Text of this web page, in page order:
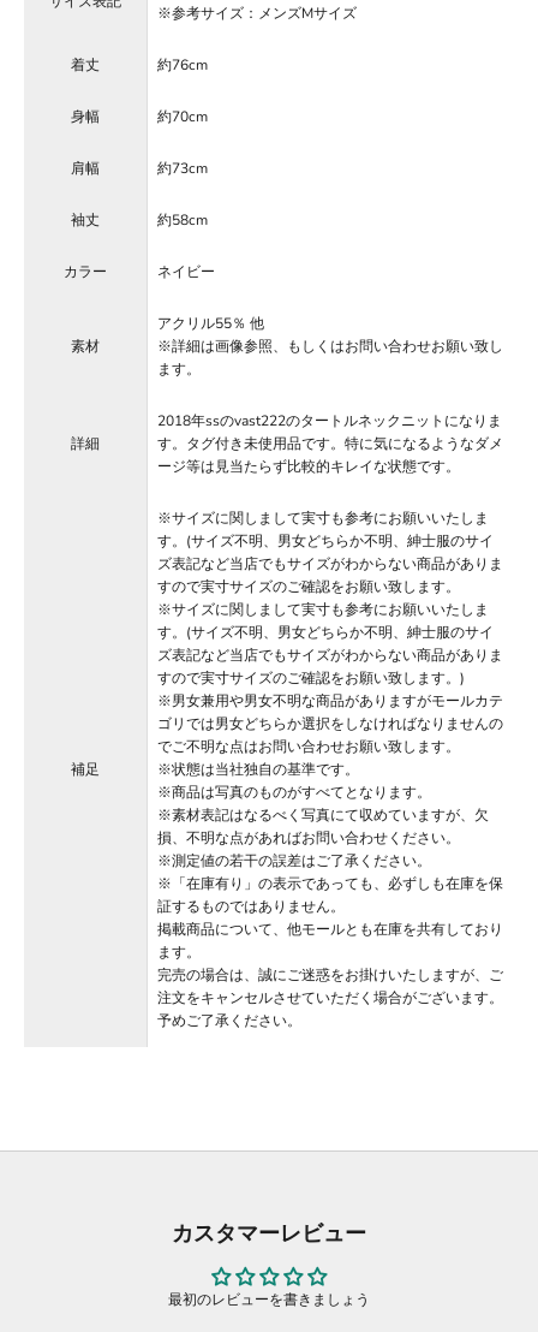
※参考サイズ：メンズMサイズ
着丈 約76cm
身幅 約70cm
肩幅 約73cm
袖丈 約58cm
カラー ネイビー
素材
アクリル55％ 他
※詳細は画像参照、もしくはお問い合わせお願い致し
ます。
詳細
2018年ssのvast222のタートルネックニットになりま
す。タグ付き未使用品です。特に気になるようなダメ
ージ等は見当たらず比較的キレイな状態です。
補足
※サイズに関しまして実寸も参考にお願いいたしま
す。(サイズ不明、男女どちらか不明、紳士服のサイ
ズ表記など当店でもサイズがわからない商品がありま
すので実寸サイズのご確認をお願い致します。
※サイズに関しまして実寸も参考にお願いいたしま
す。(サイズ不明、男女どちらか不明、紳士服のサイ
ズ表記など当店でもサイズがわからない商品がありま
すので実寸サイズのご確認をお願い致します。)
※男女兼用や男女不明な商品がありますがモールカテ
ゴリでは男女どちらか選択をしなければなりませんの
でご不明な点はお問い合わせお願い致します。
※状態は当社独自の基準です。
※商品は写真のものがすべてとなります。
※素材表記はなるべく写真にて収めていますが、欠
損、不明な点があればお問い合わせください。
※測定値の若干の誤差はご了承ください。
※「在庫有り」の表示であっても、必ずしも在庫を保
証するものではありません。
掲載商品について、他モールとも在庫を共有しており
ます。
完売の場合は、誠にご迷惑をお掛けいたしますが、ご
注文をキャンセルさせていただく場合がございます。
予めご了承ください。
カスタマーレビュー
最初のレビューを書きましょう